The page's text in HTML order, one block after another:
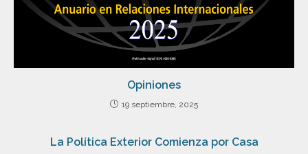
Opiniones
19 septiembre, 2025
La Política Exterior Comienza por Casa